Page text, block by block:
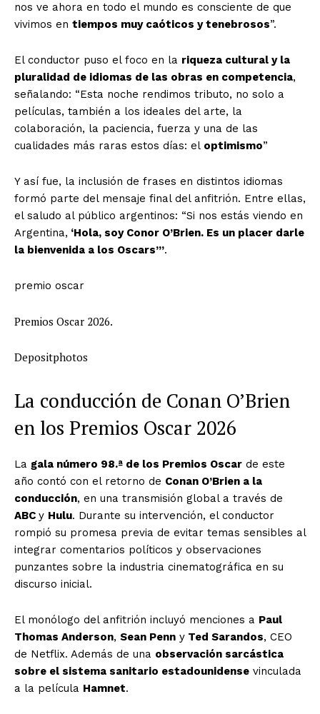
nos ve ahora en todo el mundo es consciente de que
vivimos en tiempos muy caóticos y tenebrosos”.
El conductor puso el foco en la riqueza cultural y la
pluralidad de idiomas de las obras en competencia,
señalando: “Esta noche rendimos tributo, no solo a
películas, también a los ideales del arte, la
colaboración, la paciencia, fuerza y una de las
cualidades más raras estos días: el optimismo”
Y así fue, la inclusión de frases en distintos idiomas
formó parte del mensaje final del anfitrión. Entre ellas,
el saludo al público argentinos: “Si nos estás viendo en
Argentina, ‘Hola, soy Conor O’Brien. Es un placer darle
la bienvenida a los Oscars’”.
premio oscar
Premios Oscar 2026.
Depositphotos
La conducción de Conan O’Brien
en los Premios Oscar 2026
La gala número 98.ª de los Premios Oscar de este
año contó con el retorno de Conan O’Brien a la
conducción, en una transmisión global a través de
ABC y Hulu. Durante su intervención, el conductor
rompió su promesa previa de evitar temas sensibles al
integrar comentarios políticos y observaciones
punzantes sobre la industria cinematográfica en su
discurso inicial.
El monólogo del anfitrión incluyó menciones a Paul
Thomas Anderson, Sean Penn y Ted Sarandos, CEO
de Netflix. Además de una observación sarcástica
sobre el sistema sanitario estadounidense vinculada
a la película Hamnet.